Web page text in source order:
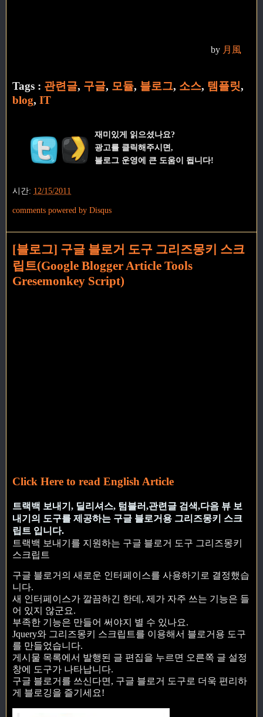
by 月風
Tags : 관련글, 구글, 모듈, 블로그, 소스, 템플릿,
blog, IT
재미있게 읽으셨나요?
광고를 클릭해주시면,
블로그 운영에 큰 도움이 됩니다!
시간: 12/15/2011
comments powered by Disqus
[블로그] 구글 블로거 도구 그리즈몽키 스크
립트(Google Blogger Article Tools
Gresemonkey Script)
Click Here to read English Article
트랙백 보내기, 딜리셔스, 텀블러,관련글 검색,다음 뷰 보
내기의 도구를 제공하는 구글 블로거용 그리즈몽키 스크
립트 입니다.
트랙백 보내기를 지원하는 구글 블로거 도구 그리즈몽키
스크립트
구글 블로거의 새로운 인터페이스를 사용하기로 결정했습
니다.
새 인터페이스가 깔끔하긴 한데, 제가 자주 쓰는 기능은 들
어 있지 않군요.
부족한 기능은 만들어 써야지 별 수 있나요.
Jquery와 그리즈몽키 스크립트를 이용해서 블로거용 도구
를 만들었습니다.
게시물 목록에서 발행된 글 편집을 누르면 오른쪽 글 설정
창에 도구가 나타납니다.
구글 블로거를 쓰신다면, 구글 블로거 도구로 더욱 편리하
게 블로깅을 즐기세요!